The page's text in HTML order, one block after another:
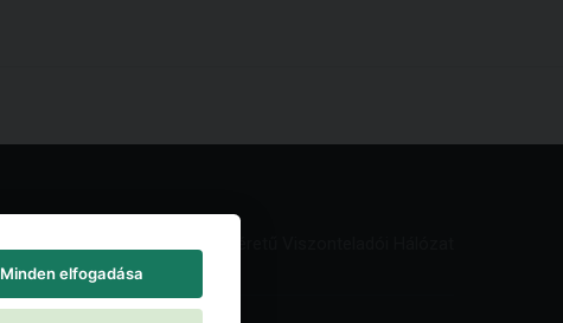
Minden elfogadása